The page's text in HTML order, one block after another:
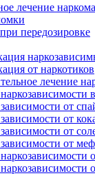
лечение
передозировке
от наркотиков
лечение
от
от
от
от